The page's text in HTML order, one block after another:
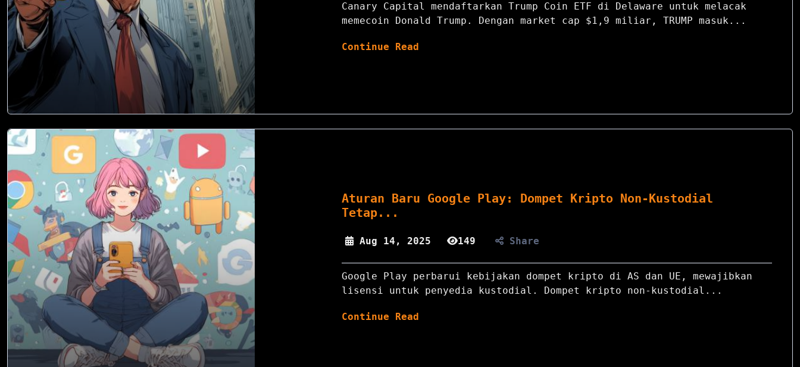
Canary Capital mendaftarkan Trump Coin ETF di Delaware untuk melacak
memecoin Donald Trump. Dengan market cap $1,9 miliar, TRUMP masuk...
Continue Read
Aturan Baru Google Play: Dompet Kripto Non-Kustodial
Tetap...
Aug 14, 2025 149 Share
Google Play perbarui kebijakan dompet kripto di AS dan UE, mewajibkan
lisensi untuk penyedia kustodial. Dompet kripto non-kustodial...
Continue Read